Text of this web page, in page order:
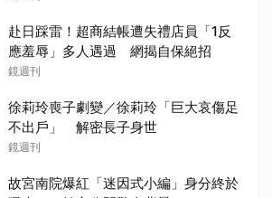
赴日踩雷！超商結帳遭失禮店員「1反
應羞辱」多人遇過 網揭自保絕招
鏡週刊
徐莉玲喪子劇變／徐莉玲「巨大哀傷足
不出戶」 解密長子身世
鏡週刊
故宮南院爆紅「迷因式小編」身分終於